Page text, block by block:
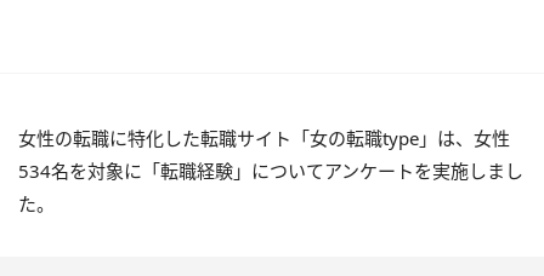
女性の転職に特化した転職サイト「女の転職type」は、女性
534名を対象に「転職経験」についてアンケートを実施しまし
た。